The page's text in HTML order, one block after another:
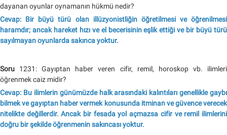
dayanan oyunlar oynamanın hükmü nedir?
Cevap: Bir büyü türü olan illüzyonistliğin öğretilmesi ve öğrenilmesi
haramdır; ancak hareket hızı ve el becerisinin eşlik ettiği ve bir büyü türü
sayılmayan oyunlarda sakınca yoktur.
Soru 1231: Gayıptan haber veren cifir, remil, horoskop vb. ilimleri
öğrenmek caiz midir?
Cevap: Bu ilimlerin günümüzde halk arasındaki kalıntıları genellikle gaybı
bilmek ve gayıptan haber vermek konusunda itminan ve güvence verecek
nitelikte değillerdir. Ancak bir fesada yol açmazsa cifir ve remil ilimlerini
doğru bir şekilde öğrenmenin sakıncası yoktur.